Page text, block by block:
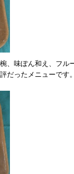
、味ぽん和え、フル
だったメニューです。